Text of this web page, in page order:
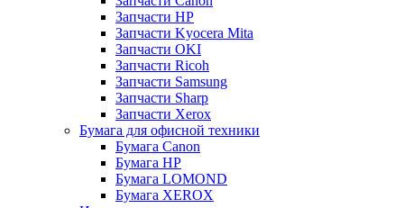
Запчасти HP
Запчасти Kyocera Mita
Запчасти OKI
Запчасти Ricoh
Запчасти Samsung
Запчасти Sharp
Запчасти Xerox
Бумага для офисной техники
Бумага Canon
Бумага HP
Бумага LOMOND
Бумага XEROX